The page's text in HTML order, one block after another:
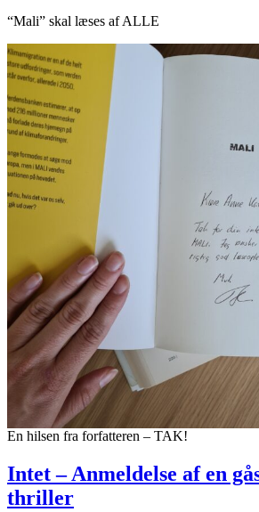
“Mali” skal læses af ALLE
En hilsen fra forfatteren – TAK!
Intet – Anmeldelse af en
thriller